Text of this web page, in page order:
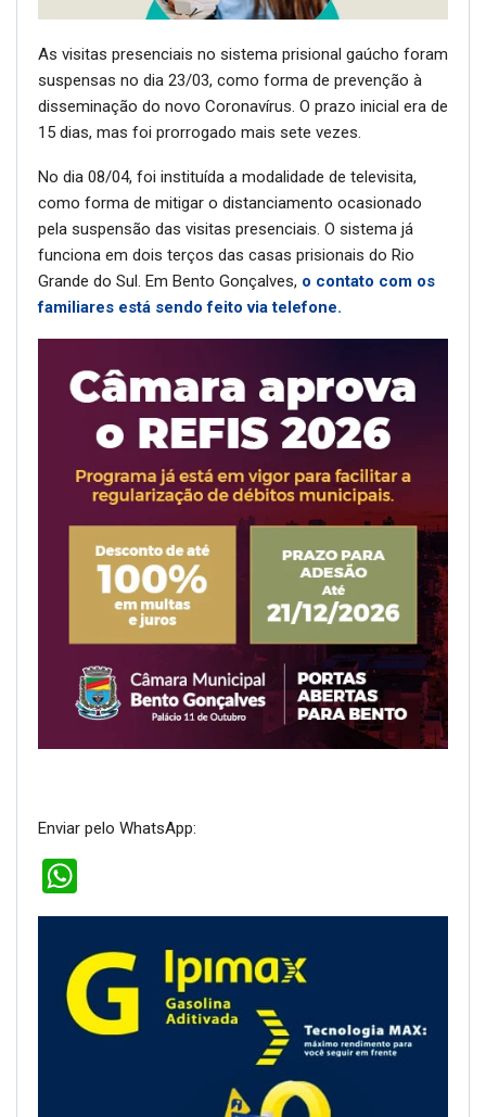
As visitas presenciais no sistema prisional gaúcho foram
suspensas no dia 23/03, como forma de prevenção à
disseminação do novo Coronavírus. O prazo inicial era de
15 dias, mas foi prorrogado mais sete vezes.
No dia 08/04, foi instituída a modalidade de televisita,
como forma de mitigar o distanciamento ocasionado
pela suspensão das visitas presenciais. O sistema já
funciona em dois terços das casas prisionais do Rio
Grande do Sul. Em Bento Gonçalves, o contato com os
familiares está sendo feito via telefone.
Enviar pelo WhatsApp: